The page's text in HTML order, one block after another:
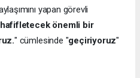
yapan görevli
önemli bir
" cümlesinde "geçiriyoruz"